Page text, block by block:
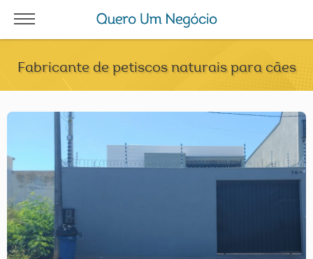
Fabricante de petiscos naturais para cães